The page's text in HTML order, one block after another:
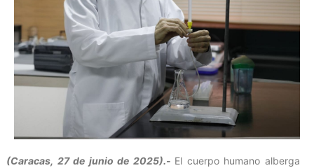
(Caracas, 27 de junio de 2025).- El cuerpo humano alberga